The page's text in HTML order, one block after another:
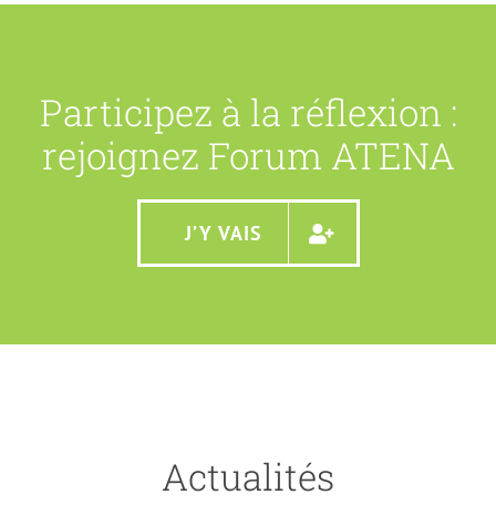
Participez à la réflexion :
rejoignez Forum ATENA
J’Y VAIS
Actualités